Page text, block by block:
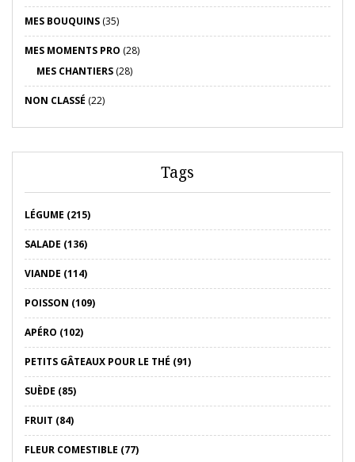
MES BOUQUINS (35)
MES MOMENTS PRO (28)
MES CHANTIERS (28)
NON CLASSÉ (22)
Tags
LÉGUME (215)
SALADE (136)
VIANDE (114)
POISSON (109)
APÉRO (102)
PETITS GÂTEAUX POUR LE THÉ (91)
SUÈDE (85)
FRUIT (84)
FLEUR COMESTIBLE (77)